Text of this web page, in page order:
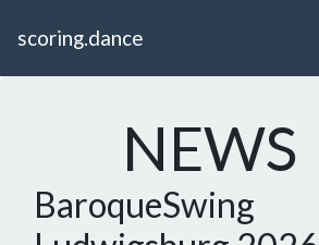
scoring.dance
NEWS
BaroqueSwing